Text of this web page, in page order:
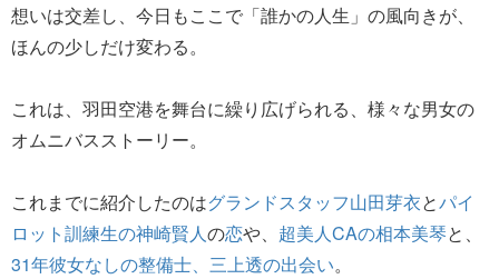
想いは交差し、今日もここで「誰かの人生」の風向きが、
ほんの少しだけ変わる。
これは、羽田空港を舞台に繰り広げられる、様々な男女の
オムニバスストーリー。
これまでに紹介したのはグランドスタッフ山田芽衣とパイ
ロット訓練生の神崎賢人の恋や、 超美人CAの相本美琴と、
31年彼女なしの整備士、三上透の出会い。